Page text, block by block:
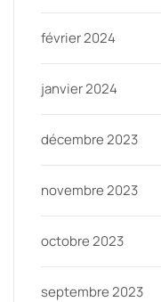
février 2024
janvier 2024
décembre 2023
novembre 2023
octobre 2023
septembre 2023